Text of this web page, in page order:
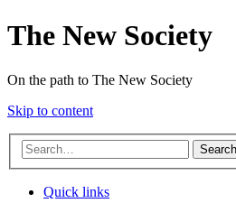
The New Society
On the path to The New Society
Skip to content
Search
Quick links